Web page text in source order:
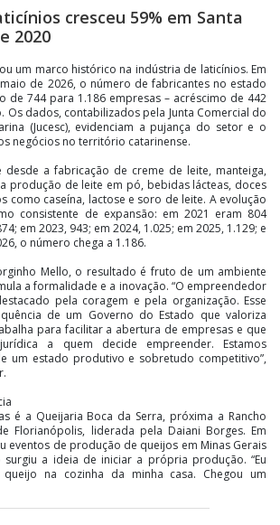
cresceu 59% em Santa
2020
um marco histórico na indústria de laticínios. Em
de 2026, o número de fabricantes no estado
de 744 para 1.186 empresas – acréscimo de 442
Os dados, contabilizados pela Junta Comercial do
(Jucesc), evidenciam a pujança do setor e o
negócios no território catarinense.
desde a fabricação de creme de leite, manteiga,
produção de leite em pó, bebidas lácteas, doces
como caseína, lactose e soro de leite. A evolução
consistente de expansão: em 2021 eram 804
em 2023, 943; em 2024, 1.025; em 2025, 1.129; e
o número chega a 1.186.
Mello, o resultado é fruto de um ambiente
a formalidade e a inovação. “O empreendedor
pela coragem e pela organização. Esse
de um Governo do Estado que valoriza
para facilitar a abertura de empresas e que
a quem decide empreender. Estamos
um estado produtivo e sobretudo competitivo”,
é a Queijaria Boca da Serra, próxima a Rancho
Florianópolis, liderada pela Daiani Borges. Em
eventos de produção de queijos em Minas Gerais
surgiu a ideia de iniciar a própria produção. “Eu
na cozinha da minha casa. Chegou um